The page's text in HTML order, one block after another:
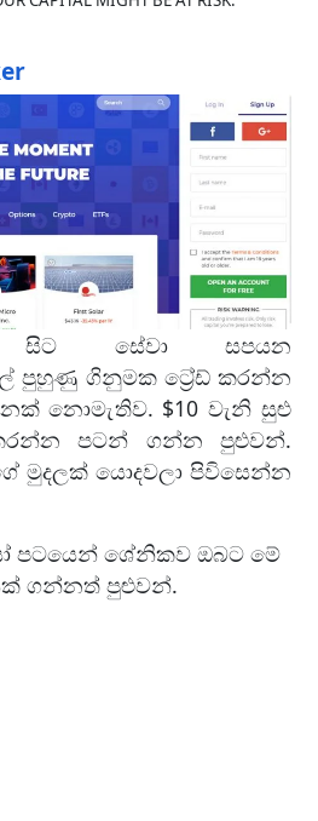
සිට සේවා සපයන
පුහුණු ගිනුමක ට්‍රේඩ් කරන්න
නොමැතිව. $10 වැනි සුළු
පටන් ගන්න පුළුවන්.
මුදලක් යොදවලා පිවිසෙන්න
පටයෙන් ශේනිකව ඔබට මේ
ගන්නත් පුළුවන්.